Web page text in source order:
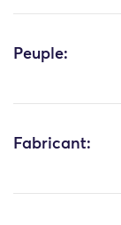
Peuple:
Fabricant: